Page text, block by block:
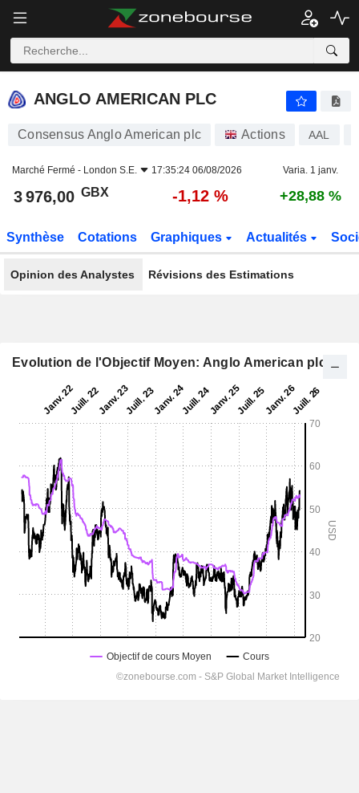
ANGLO AMERICAN PLC
ANGLO AMERICAN PLC
Consensus Anglo American plc Actions AAL
Marché Fermé - London S.E. 17:35:24 06/08/2026 Varia. 1 janv.
3 976,00 GBX -1,12 % +28,88 %
Synthèse Cotations Graphiques Actualités
Opinion des Analystes Révisions des Estimations
Evolution de l'Objectif Moyen: Anglo American plc